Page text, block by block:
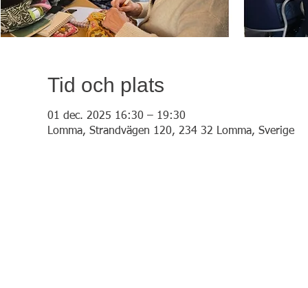
Tid och plats
01 dec. 2025 16:30 – 19:30
Lomma, Strandvägen 120, 234 32 Lomma, Sverige